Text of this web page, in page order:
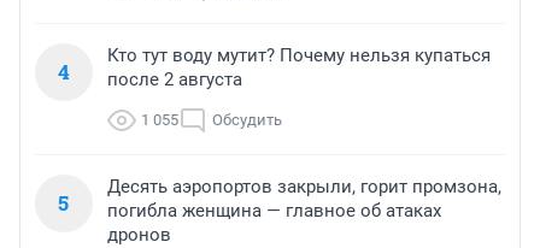
4
Кто тут воду мутит? Почему нельзя купаться
после 2 августа
1 055 Обсудить
5
Десять аэропортов закрыли, горит промзона,
погибла женщина — главное об атаках
дронов